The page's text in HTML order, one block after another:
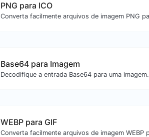
PNG para ICO
Base64 para Imagem
Decodifique a entrada Base64 para uma imagem.
WEBP para GIF